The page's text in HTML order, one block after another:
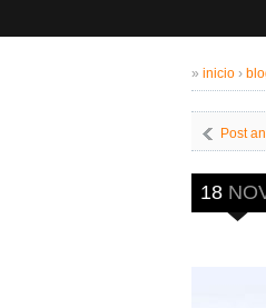
» inicio ›
Post
18